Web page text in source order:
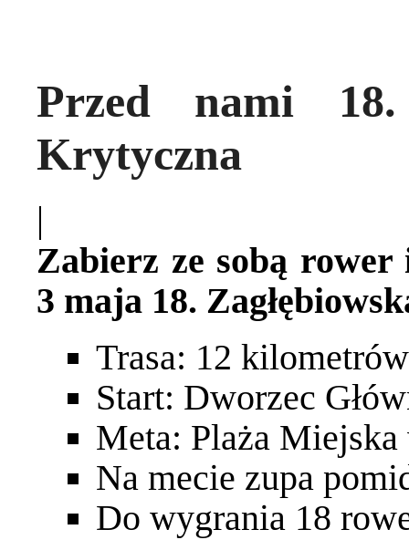
Przed nami 18.
Krytyczna
|
Zabierz ze sobą
3 maja 18.
Trasa: 12
Start: Dworzec
Meta: Plaża
Na mecie zupa
Do wygrania 18